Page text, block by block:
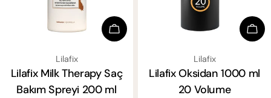
Sepete Ekle
SATICI:
Lilafix
Lilafix Milk Therapy Saç
Bakım Spreyi 200 ml
SATICI:
Lilafix
Lilafix Oksidan 1000 ml
20 Volume